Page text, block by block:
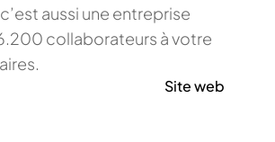
aussi une entreprise
collaborateurs à votre
Site web